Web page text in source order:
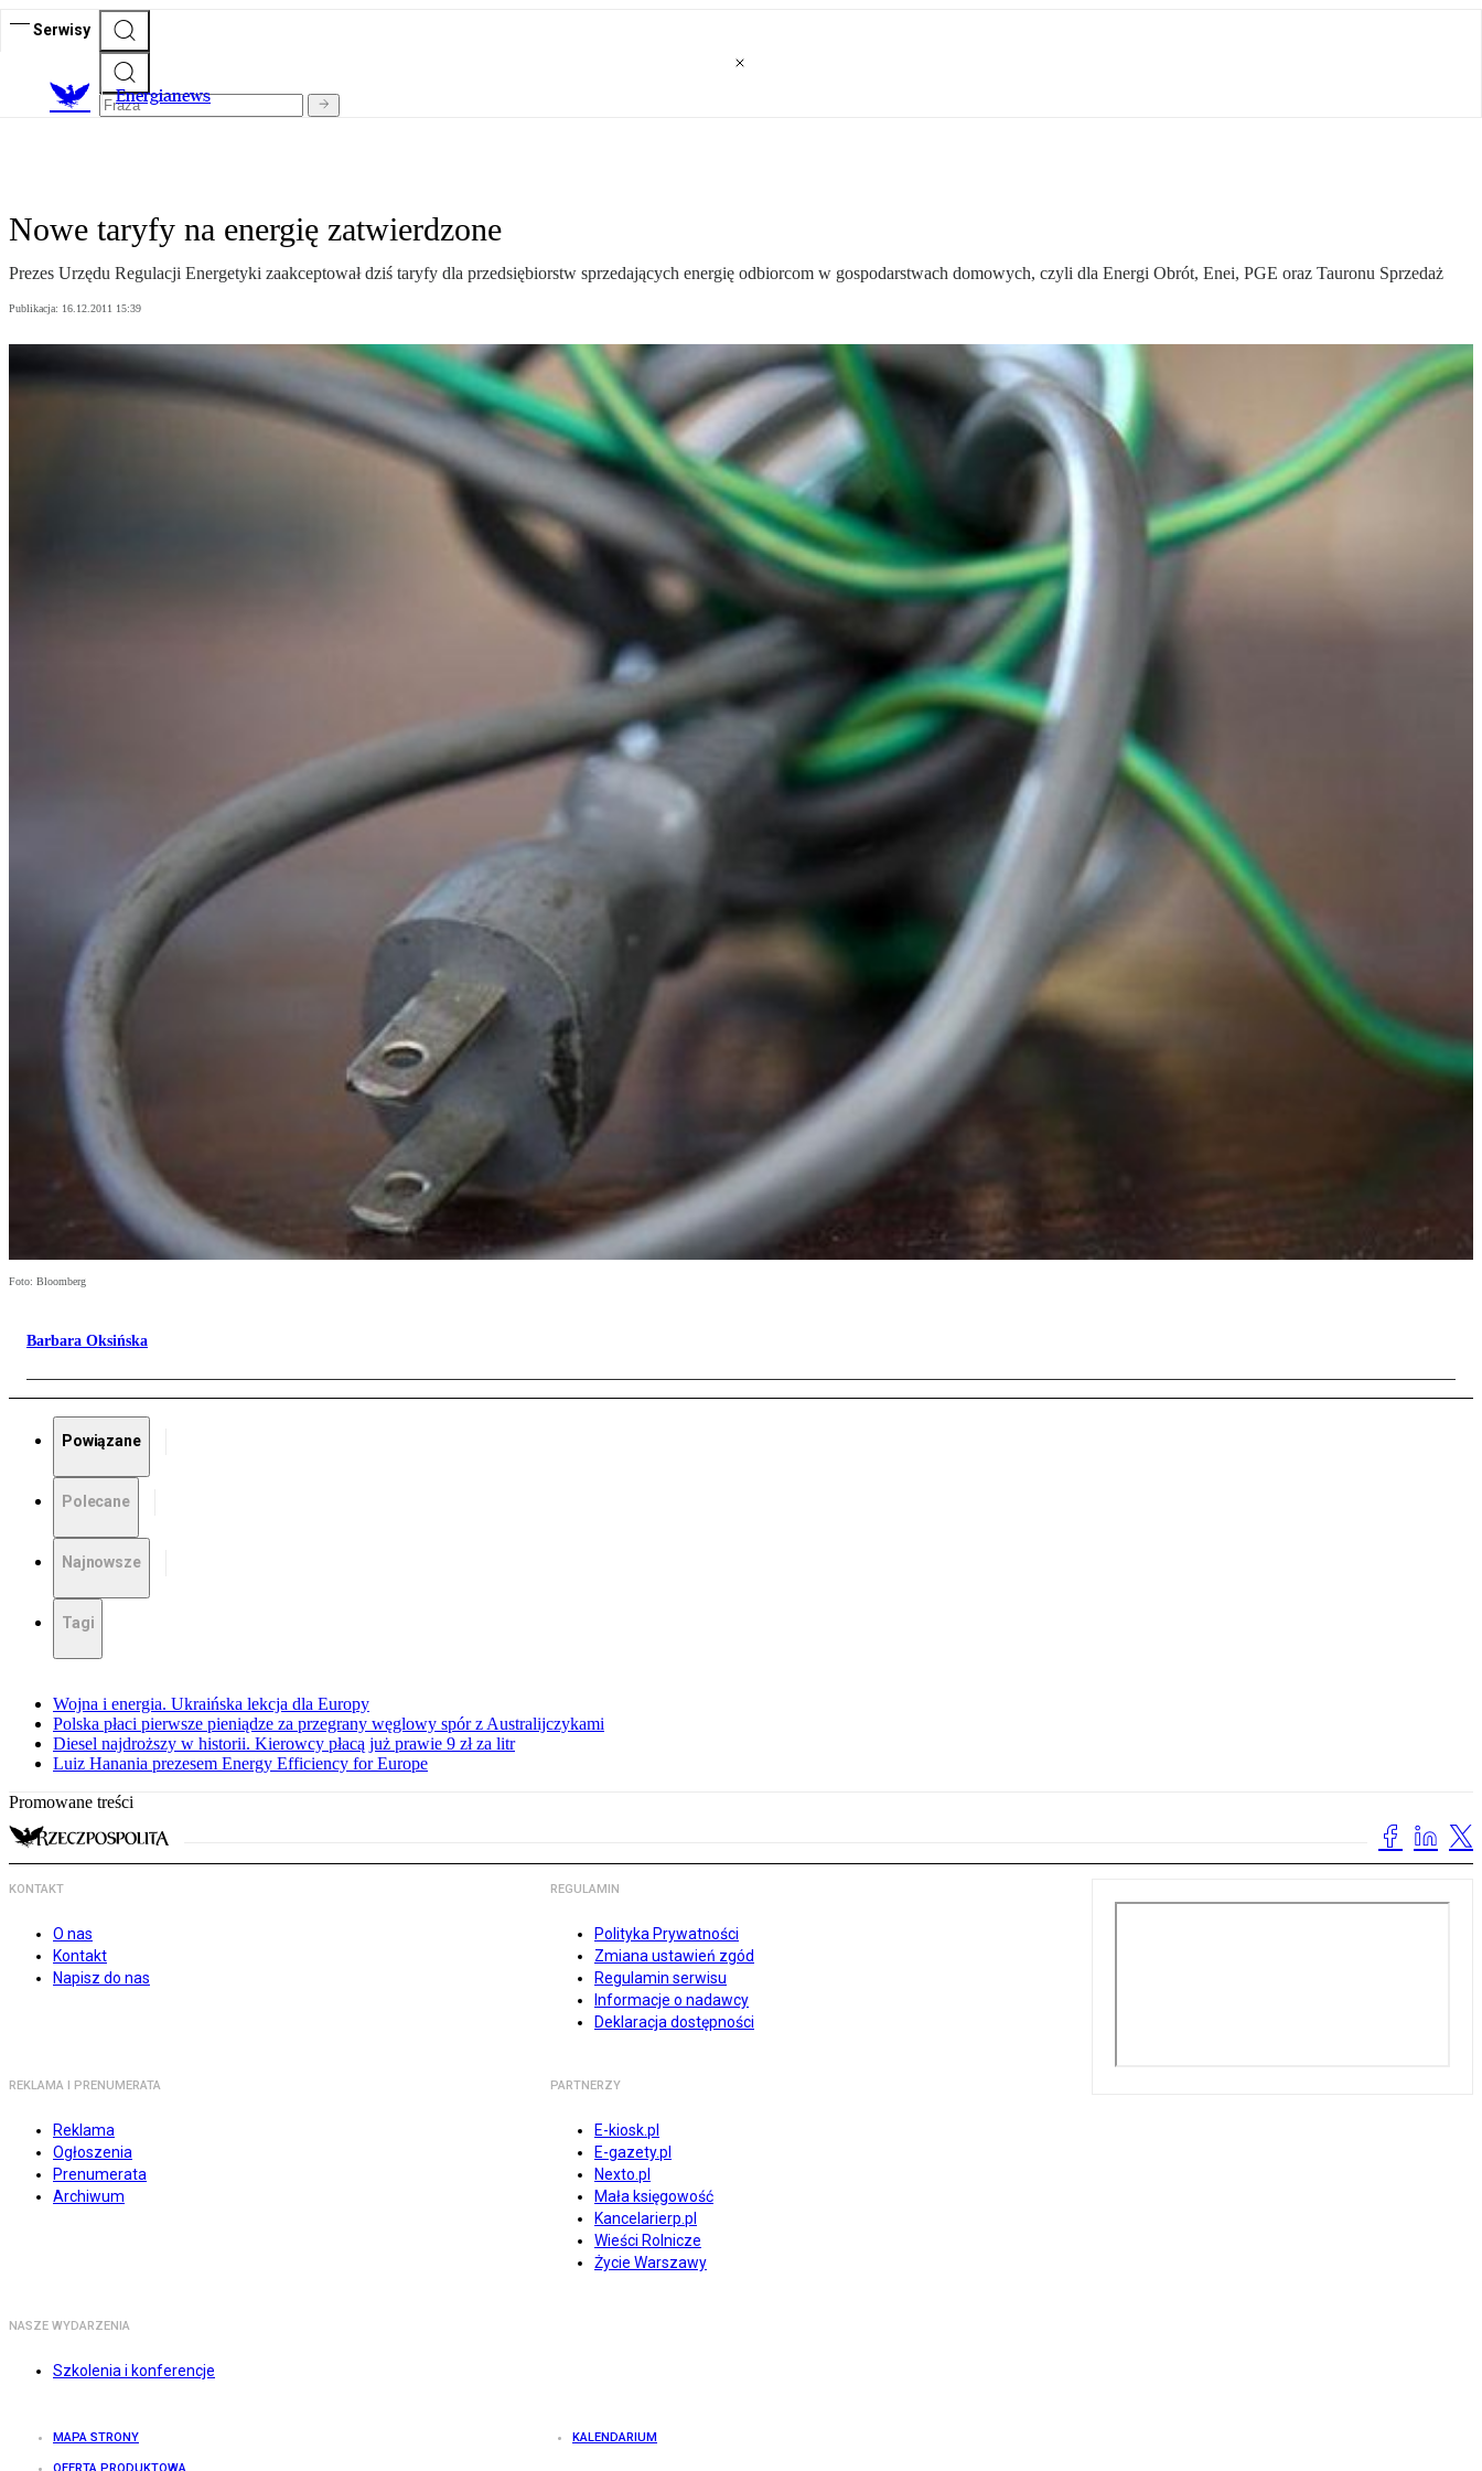
Serwisy
Energianews
Nowe taryfy na energię zatwierdzone
Prezes Urzędu Regulacji Energetyki zaakceptował dziś taryfy dla przedsiębiorstw sprzedających energię odbiorcom w gospodarstwach domowych, czyli dla Energi Obrót, Enei, PGE oraz Tauronu Sprzedaż
Publikacja: 16.12.2011 15:39
Foto: Bloomberg
Barbara Oksińska
Powiązane
Polecane
Najnowsze
Tagi
Wojna i energia. Ukraińska lekcja dla Europy
Polska płaci pierwsze pieniądze za przegrany węglowy spór z Australijczykami
Diesel najdroższy w historii. Kierowcy płacą już prawie 9 zł za litr
Luiz Hanania prezesem Energy Efficiency for Europe
Promowane treści
KONTAKT
O nas
Kontakt
Napisz do nas
REGULAMIN
Polityka Prywatności
Zmiana ustawień zgód
Regulamin serwisu
Informacje o nadawcy
Deklaracja dostępności
REKLAMA I PRENUMERATA
Reklama
Ogłoszenia
Prenumerata
Archiwum
PARTNERZY
E-kiosk.pl
E-gazety.pl
Nexto.pl
Mała księgowość
Kancelarierp.pl
Wieści Rolnicze
Życie Warszawy
NASZE WYDARZENIA
Szkolenia i konferencje
MAPA STRONY KALENDARIUM